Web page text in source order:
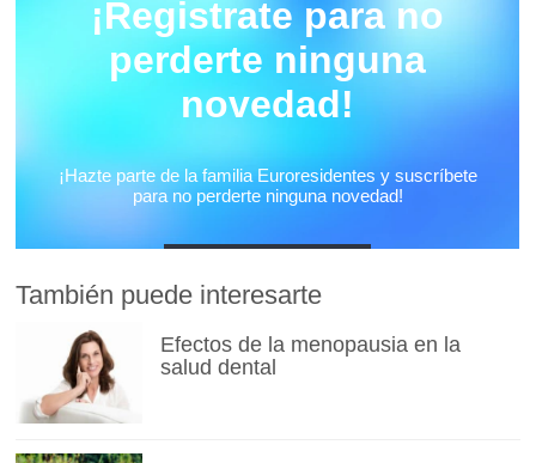
También puede interesarte
Efectos de la menopausia en la
salud dental